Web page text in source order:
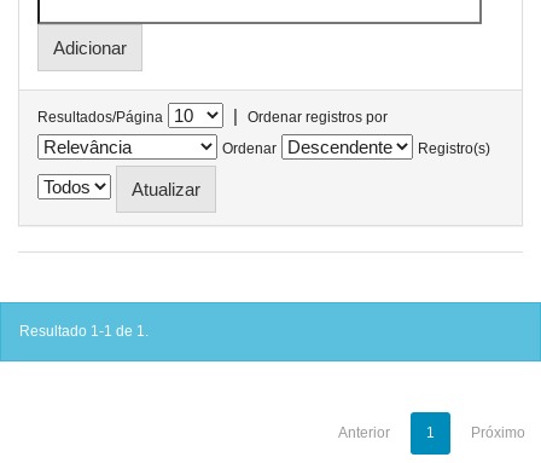
Resultados/Página |
Ordenar registros por
Ordenar
Registro(s)
Resultado 1-1 de 1.
Anterior 1 Próximo